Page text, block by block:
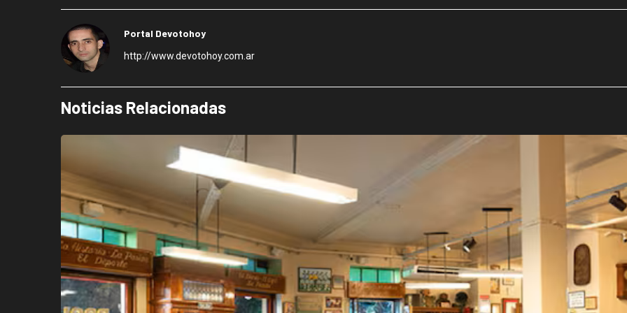
Portal Devotohoy
http://www.devotohoy.com.ar
Noticias Relacionadas